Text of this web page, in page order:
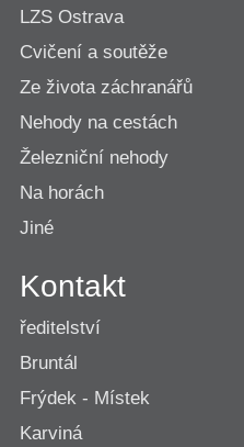
LZS Ostrava
Cvičení a soutěže
Ze života záchranářů
Nehody na cestách
Železniční nehody
Na horách
Jiné
Kontakt
ředitelství
Bruntál
Frýdek - Místek
Karviná